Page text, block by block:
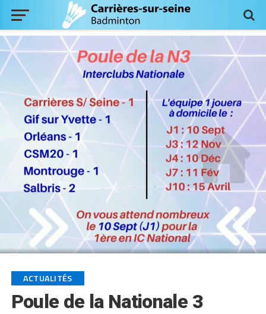
ACTUALITÉS
Poule de la Nationale 3